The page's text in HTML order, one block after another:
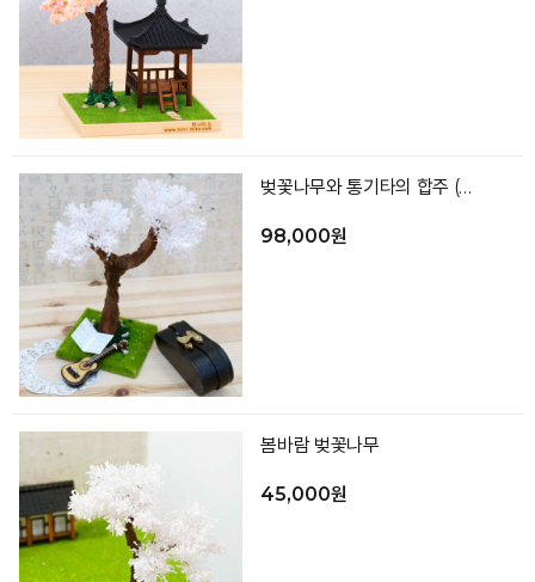
벚꽃나무와 통기타의 합주 (악보 포함)
98,000원
봄바람 벚꽃나무
45,000원